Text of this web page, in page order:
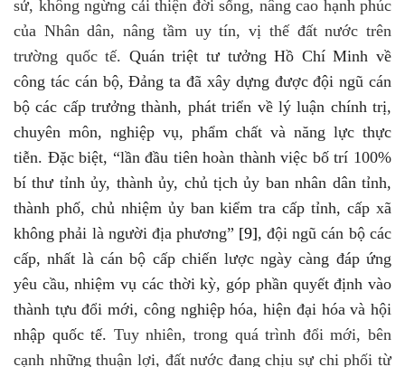
sử, không ngừng cải thiện đời sống, nâng cao hạnh phúc
của Nhân dân, nâng tầm uy tín, vị thế đất nước trên
trường quốc tế. Quán triệt tư tưởng Hồ Chí Minh về
công tác cán bộ, Đảng ta đã xây dựng được đội ngũ cán
bộ các cấp trưởng thành, phát triển về lý luận chính trị,
chuyên môn, nghiệp vụ, phẩm chất và năng lực thực
tiễn. Đặc biệt, “lần đầu tiên hoàn thành việc bố trí 100%
bí thư tỉnh ủy, thành ủy, chủ tịch ủy ban nhân dân tỉnh,
thành phố, chủ nhiệm ủy ban kiểm tra cấp tỉnh, cấp xã
không phải là người địa phương” [9], đội ngũ cán bộ các
cấp, nhất là cán bộ cấp chiến lược ngày càng đáp ứng
yêu cầu, nhiệm vụ các thời kỳ, góp phần quyết định vào
thành tựu đổi mới, công nghiệp hóa, hiện đại hóa và hội
nhập quốc tế. Tuy nhiên, trong quá trình đổi mới, bên
cạnh những thuận lợi, đất nước đang chịu sự chi phối từ